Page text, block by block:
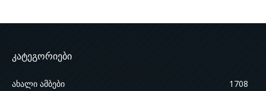
კატეგორიები
ახალი ამბები
1708